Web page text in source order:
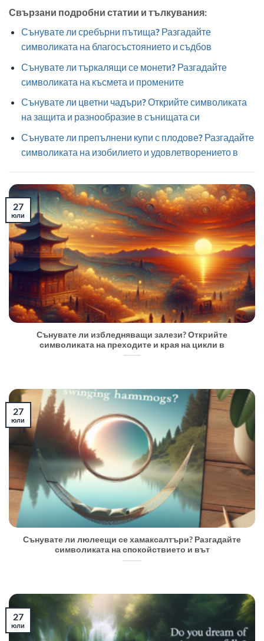
Свързани подробни статии и тълкувания:
Сънувате ли сребърни пътища? Разгадайте
символиката на благосъстоянието и съдбов
Сънувате ли търкалящи се монети? Разгадайте
символиката на късмета и промените
Сънувате ли цветни чадъри? Открийте символиката
на защита и разнообразие в сънищата си
Сънувате ли препълнени купи с плодове? Разгадайте
символиката на изобилието и удовлетворението в
Сънувате ли избледняващи залези? Открийте
символиката на преходите и края на цикли в
27
юли
Сънувате ли люлеещи се хамаксалтъри? Разгадайте
символиката на спокойствието и вът
27
юли
27
юли